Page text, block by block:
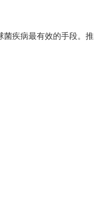
疾病最有效的手段。推